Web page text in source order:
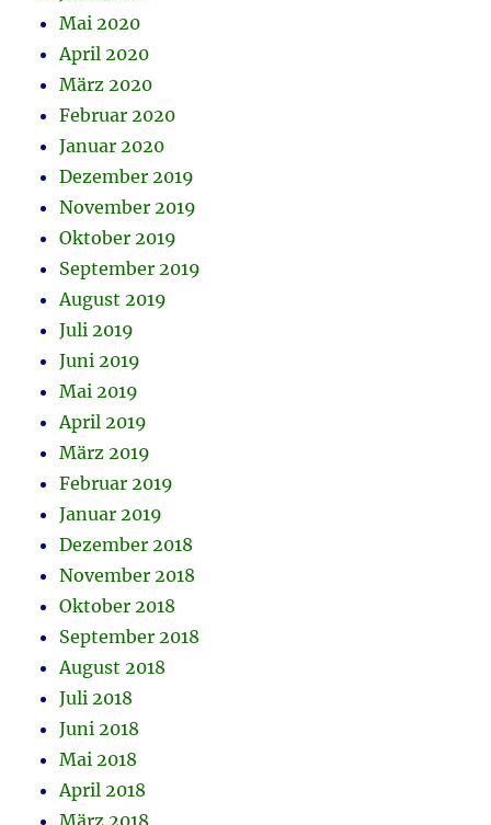
Mai 2020
April 2020
März 2020
Februar 2020
Januar 2020
Dezember 2019
November 2019
Oktober 2019
September 2019
August 2019
Juli 2019
Juni 2019
Mai 2019
April 2019
März 2019
Februar 2019
Januar 2019
Dezember 2018
November 2018
Oktober 2018
September 2018
August 2018
Juli 2018
Juni 2018
Mai 2018
April 2018